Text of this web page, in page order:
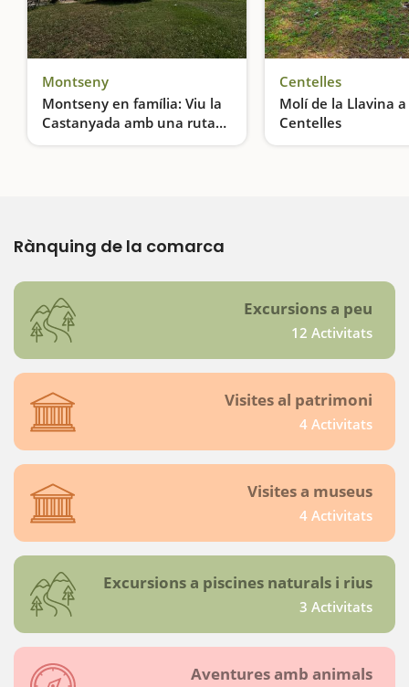
Montseny
Montseny en família: Viu la
Castanyada amb una ruta
guiada i teatralitzada
Una experiència per a tota la família
Centelles
Molí de la Llavina a
Centelles
L'essència rural
Rànquing de la comarca
Excursions a peu
12 Activitats
Visites al patrimoni
4 Activitats
Visites a museus
4 Activitats
Excursions a piscines naturals i rius
3 Activitats
Aventures amb animals